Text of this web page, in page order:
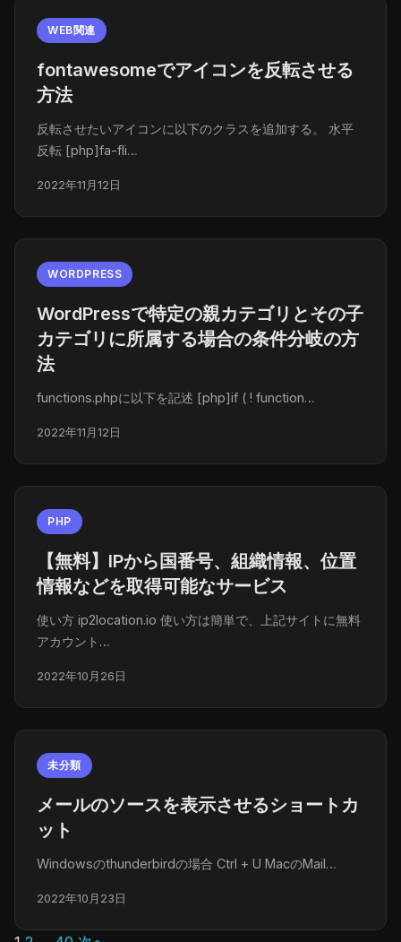
WEB関連
fontawesomeでアイコンを反転させる
方法
反転させたいアイコンに以下のクラスを追加する。 水平
反転 [php]fa-fli…
2022年11月12日
WORDPRESS
WordPressで特定の親カテゴリとその子
カテゴリに所属する場合の条件分岐の方
法
functions.phpに以下を記述 [php]if ( ! function…
2022年11月12日
PHP
【無料】IPから国番号、組織情報、位置
情報などを取得可能なサービス
使い方 ip2location.io 使い方は簡単で、上記サイトに無料
アカウント…
2022年10月26日
未分類
メールのソースを表示させるショートカ
ット
Windowsのthunderbirdの場合 Ctrl + U MacのMail…
2022年10月23日